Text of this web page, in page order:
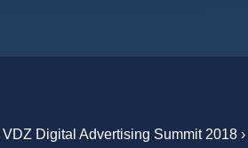
VDZ Digital Advertising Summit 2018›